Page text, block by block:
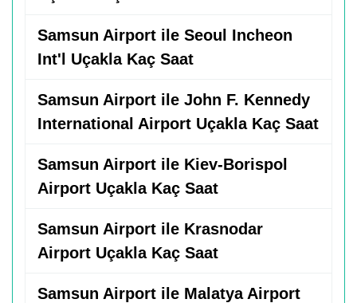
Samsun Airport ile Seoul Incheon
Int'l Uçakla Kaç Saat
Samsun Airport ile John F. Kennedy
International Airport Uçakla Kaç Saat
Samsun Airport ile Kiev-Borispol
Airport Uçakla Kaç Saat
Samsun Airport ile Krasnodar
Airport Uçakla Kaç Saat
Samsun Airport ile Malatya Airport